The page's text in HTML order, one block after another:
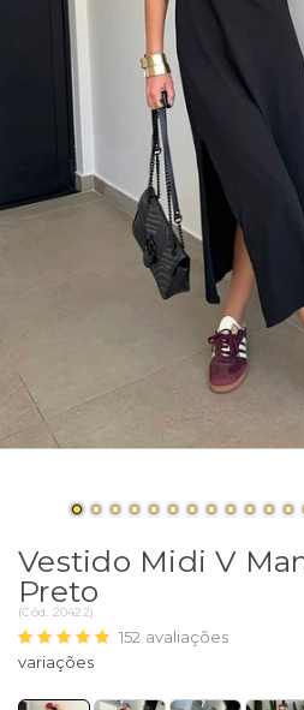
Vestido Midi V
Preto
(Cód. 20422)
152 avaliações